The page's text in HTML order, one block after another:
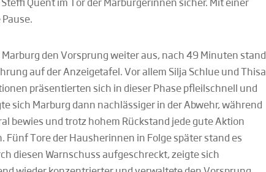
den Vorsprung weiter aus, nach 49 Minuten stand
auf der Anzeigetafel. Vor allem Silja Schlue und Thisa
präsentierten sich in dieser Phase pfleilschnell und
sich Marburg dann nachlässiger in der Abwehr, während
bewies und trotz hohem Rückstand jede gute Aktion
Tore der Hausherinnen in Folge später stand es
diesen Warnschuss aufgeschreckt, zeigte sich